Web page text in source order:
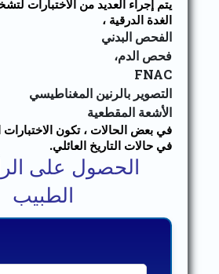
يتم إجراء العديد من الاختبارات
الغدة الدرقية ،
الفحص البدني
فحص الدم،
FNAC
التصوير بالرنين المغناطيسي
الأشعة المقطعية
في بعض الحالات ، تكون الاختبارات
في حالات التاريخ العائلي.
الحصول على
الطبيب